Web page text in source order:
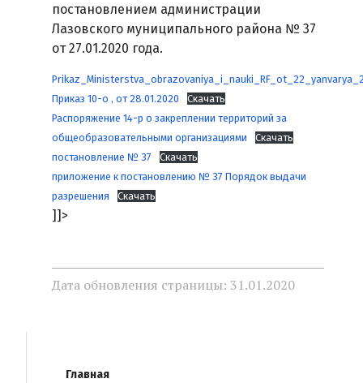
постановлением администрации
Лазовского муниципального района № 37
от 27.01.2020 года.
Приказ 10-о , от 28.01.2020
Скачать
Распоряжение 14-р о закреплении территорий за
общеобразовательными организациями
Скачать
постановление № 37
Скачать
приложение к постановлению № 37 Порядок выдачи
разрешения
Скачать
]]>
Дата обновления страницы: 31.01.2020
Главная